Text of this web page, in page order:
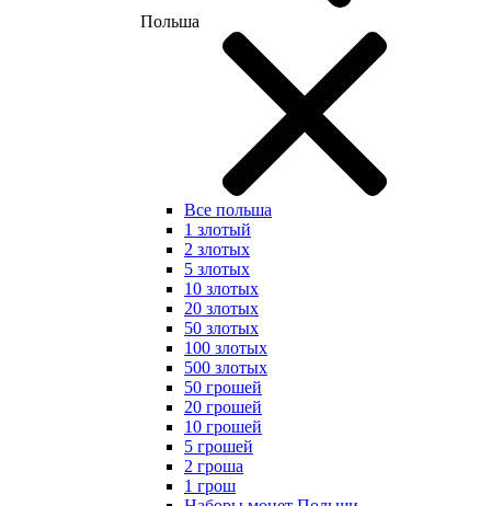
Польша
Все польша
1 злотый
2 злотых
5 злотых
10 злотых
20 злотых
50 злотых
100 злотых
500 злотых
50 грошей
20 грошей
10 грошей
5 грошей
2 гроша
1 грош